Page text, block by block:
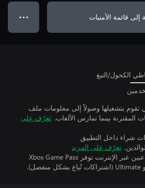
إلى قائمة الأمنيات ● ● ●
الكحول/التبغ
تقوم بتشغيلها وصولاً إلى معلومات ملف
تعرّف على
شراء داخل التطبيق
تعرّف على المزيد
تتطلب اللعبة متعددة اللاعبين عبر الإنترنت توفر Xbox Game Pass